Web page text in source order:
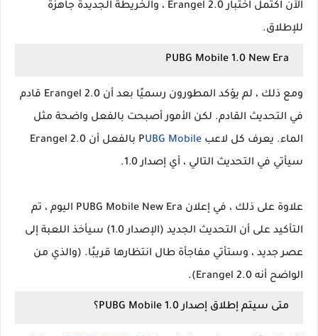
الآن اكتمل اختبار Erangel 2.0 ، والخريطة الجديدة جاهزة
للإطلاق.
PUBG Mobile 1.0 New Era
ومع ذلك ، لم يؤكد المطورون رسميًا بعد أن Erangel 2.0 قادم
في التحديث القادم. لكن الأمور أصبحت بالفعل واضحة مثل
الماء. يعرف كل لاعب P UBG Mobile
بالفعل أن Erangel 2.0
سيأتي في التحديث التالي ، أي إصدار 1.0.
علاوة على ذلك ، في إعلان PUBG Mobile New Era اليوم ، تم
التأكيد على أن التحديث الجديد (الإصدار 1.0) سيأخذ اللعبة إلى
عصر جديد ، وستأتي مفاجأة طال انتظارها قريبًا. (والذي من
الواضح أنه Erangel 2.0).
متى سيتم إطلاق إصدار PUBG Mobile 1.0؟